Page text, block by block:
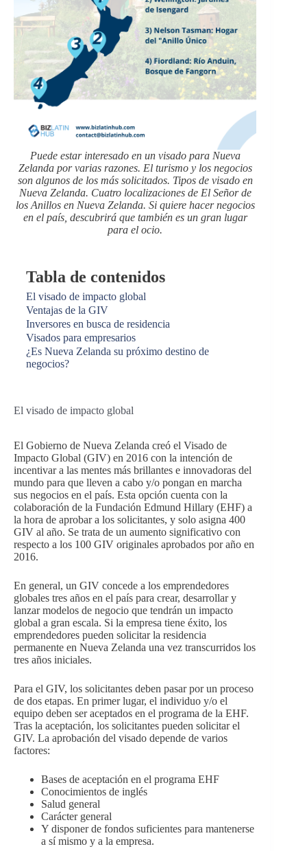
Puede estar interesado en un visado para Nueva
Zelanda por varias razones. El turismo y los negocios
son algunos de los más solicitados. Tipos de visado en
Nueva Zelanda. Cuatro localizaciones de El Señor de
los Anillos en Nueva Zelanda. Si quiere hacer negocios
en el país, descubrirá que también es un gran lugar
para el ocio.
Tabla de contenidos
El visado de impacto global
Ventajas de la GIV
Inversores en busca de residencia
Visados para empresarios
¿Es Nueva Zelanda su próximo destino de
negocios?
El visado de impacto global
El Gobierno de Nueva Zelanda creó el Visado de
Impacto Global (GIV) en 2016 con la intención de
incentivar a las mentes más brillantes e innovadoras del
mundo para que lleven a cabo y/o pongan en marcha
sus negocios en el país. Esta opción cuenta con la
colaboración de la Fundación Edmund Hillary (EHF) a
la hora de aprobar a los solicitantes, y solo asigna 400
GIV al año. Se trata de un aumento significativo con
respecto a los 100 GIV originales aprobados por año en
2016.
En general, un GIV concede a los emprendedores
globales tres años en el país para crear, desarrollar y
lanzar modelos de negocio que tendrán un impacto
global a gran escala. Si la empresa tiene éxito, los
emprendedores pueden solicitar la residencia
permanente en Nueva Zelanda una vez transcurridos los
tres años iniciales.
Para el GIV, los solicitantes deben pasar por un proceso
de dos etapas. En primer lugar, el individuo y/o el
equipo deben ser aceptados en el programa de la EHF.
Tras la aceptación, los solicitantes pueden solicitar el
GIV. La aprobación del visado depende de varios
factores:
Bases de aceptación en el programa EHF
Conocimientos de inglés
Salud general
Carácter general
Y disponer de fondos suficientes para mantenerse
a sí mismo y a la empresa.